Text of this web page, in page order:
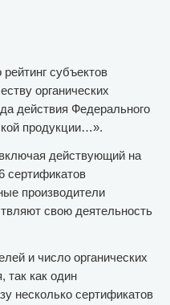
субъектов
органических
действия Федерального
продукции…».
действующий на
сертификатов
производители
свою деятельность
и число органических
так как один
несколько сертификатов